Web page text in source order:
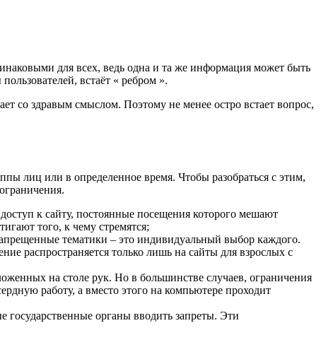
для всех, ведь одна и та же информация может быть
встаёт « ребром ».
со здравым смыслом. Поэтому не менее остро встает вопрос,
лиц или в определенное время. Чтобы разобраться с этим,
к сайту, постоянные посещения которого мешают
того, к чему стремятся;
тематики – это индивидуальный выбор каждого.
распространяется только лишь на сайты для взрослых с
на столе рук. Но в большинстве случаев, ограничения
работу, а вместо этого на компьютере проходит
органы вводить запреты. Эти